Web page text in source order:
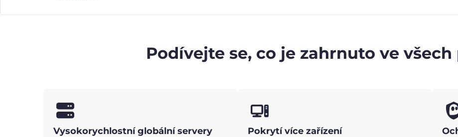
Podívejte se, co je zahrnuto ve všech
Vysokorychlostní globální servery Pokrytí více zařízení